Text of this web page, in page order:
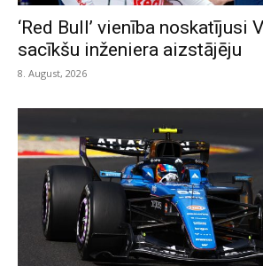
‘Red Bull’ vienība noskatījusi
sacīkšu inženiera aizstājēju
8. August, 2026